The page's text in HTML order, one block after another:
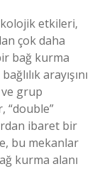
etkileri,
çok daha
bağ kurma
arayışını
grup
“double”
ibaret bir
bu mekanlar
kurma alanı